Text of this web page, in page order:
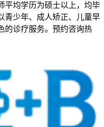
平均学历为硕士以上，均毕
青少年、成人矫正、儿童早
的诊疗服务。预约咨询热